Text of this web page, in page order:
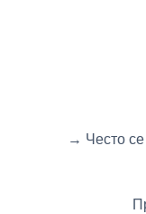
→ Често